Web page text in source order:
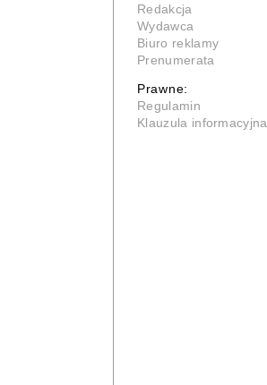
Redakcja
Wydawca
Biuro reklamy
Prenumerata
Prawne:
Regulamin
Klauzula informacyjna